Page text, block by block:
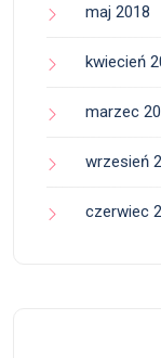
maj 2018
kwiecień
marzec
wrzesień
czerwiec